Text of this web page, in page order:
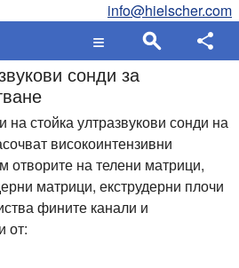
info@hielscher.com
сонди за
стойка ултразвукови сонди на
високоинтензивни
отворите на телени матрици,
матрици, екструдерни плочи
фините канали и
от: